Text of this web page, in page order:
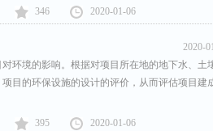
346 2020-01-06
2020-
环境的影响。根据对项目所在地的地下水、土
目的环保设施的设计的评价，从而评估项目建
395 2020-01-06